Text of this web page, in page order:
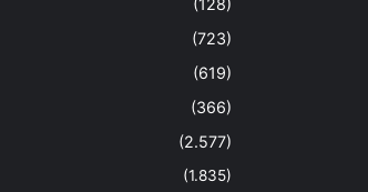
(128)
(723)
(619)
(366)
(2.577)
(1.835)